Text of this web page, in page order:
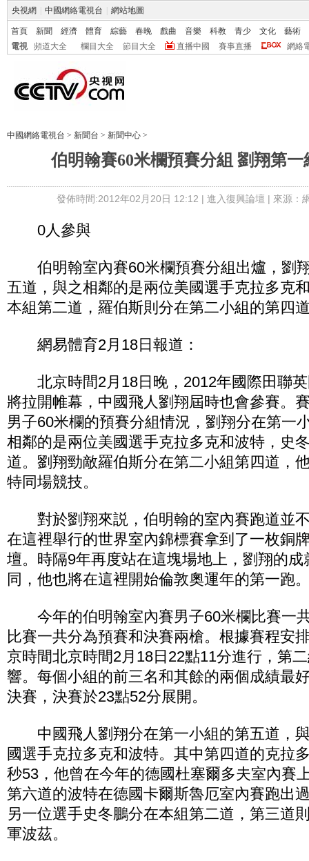
央視網 中國網絡電視台 網站地圖
首頁 新聞 經濟 體育 綜藝 春晚 戲曲 音樂 科教 青少 文化
藝術
電視
頻道大全 欄目大全 節目大全 直播中國 賽事直播 網絡
中國網絡電視台 > 新聞台 > 新聞中心 >
伯明翰賽60米欄預賽分組 劉翔第
發佈時間:2012年02月20日 12:12 | 進入復興論壇 | 來源：
0人參與
伯明翰室內賽60米欄預賽分組出爐，劉
五道，與之相鄰的是兩位美國選手克拉多克
本組第二道，羅伯斯則分在第二小組的第四
網易體育2月18日報道：
北京時間2月18日晚，2012年國際田聯英
將拉開帷幕，中國飛人劉翔屆時也會參賽。
男子60米欄的預賽分組情況，劉翔分在第一
相鄰的是兩位美國選手克拉多克和波特，史
道。劉翔勁敵羅伯斯分在第二小組第四道，
特同場競技。
對於劉翔來説，伯明翰的室內賽跑道並
在這裡舉行的世界室內錦標賽拿到了一枚銅
壇。時隔9年再度站在這塊場地上，劉翔的
同，他也將在這裡開始倫敦奧運年的第一跑
今年的伯明翰室內賽男子60米欄比賽一
比賽一共分為預賽和決賽兩槍。根據賽程安
京時間北京時間2月18日22點11分進行，第
響。每個小組的前三名和其餘的兩個成績最
決賽，決賽於23點52分展開。
中國飛人劉翔分在第一小組的第五道，
國選手克拉多克和波特。其中第四道的克拉
秒53，他曾在今年的德國杜塞爾多夫室內賽
第六道的波特在德國卡爾斯魯厄室內賽跑出
另一位選手史冬鵬分在本組第二道，第三道
軍波茲。